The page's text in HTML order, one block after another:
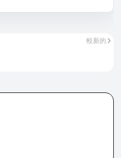
較新的